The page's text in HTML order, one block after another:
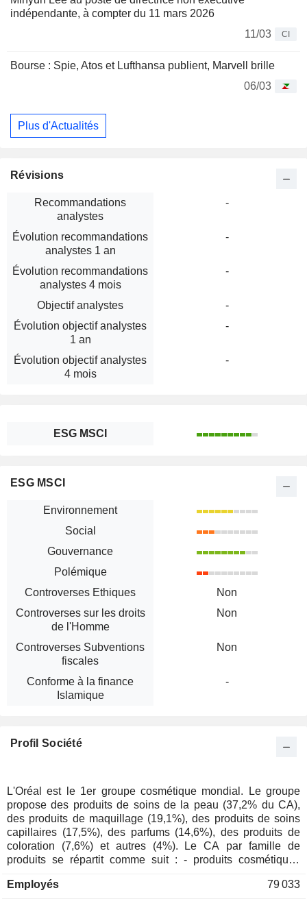
indépendante, à compter du 11 mars 2026
11/03
CI
Bourse : Spie, Atos et Lufthansa publient, Marvell brille
06/03
Plus d'Actualités
Révisions
Recommandations
analystes
-
Évolution recommandations
analystes 1 an
-
Évolution recommandations
analystes 4 mois
-
Objectif analystes
-
Évolution objectif analystes
1 an
-
Évolution objectif analystes
4 mois
-
ESG MSCI
ESG MSCI
Environnement
Social
Gouvernance
Polémique
Controverses Ethiques
Non
Controverses sur les droits
de l'Homme
Non
Controverses Subventions
fiscales
Non
Conforme à la finance
Islamique
-
Profil Société
L'Oréal est le 1er groupe cosmétique mondial. Le groupe
propose des produits de soins de la peau (37,2% du CA),
des produits de maquillage (19,1%), des produits de soins
capillaires (17,5%), des parfums (14,6%), des produits de
coloration (7,6%) et autres (4%). Le CA par famille de
produits se répartit comme suit : - produits cosmétiques
Maybelline New York, NYX Professional Makeup,
Employés 79 033